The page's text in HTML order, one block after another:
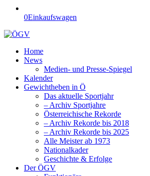
0Einkaufswagen
Home
News
Medien- und Presse-Spiegel
Kalender
Gewichtheben in Ö
Das aktuelle Sportjahr
– Archiv Sportjahre
Österreichische Rekorde
– Archiv Rekorde bis 2018
– Archiv Rekorde bis 2025
Alle Meister ab 1973
Nationalkader
Geschichte & Erfolge
Der ÖGV